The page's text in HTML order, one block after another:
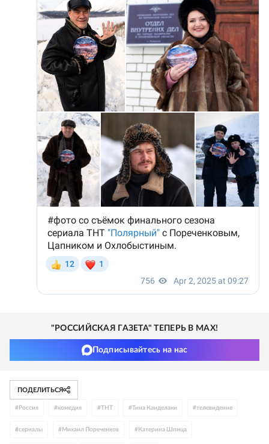
"РОССИЙСКАЯ ГАЗЕТА" ТЕПЕРЬ В MAX!
Подписывайтесь на нас
ПОДЕЛИТЬСЯ
# Россия #комедия #ТНТ #Тина Канделаки #телевидение
#сериалы # Михаил Пореченков # Катерина Шпица